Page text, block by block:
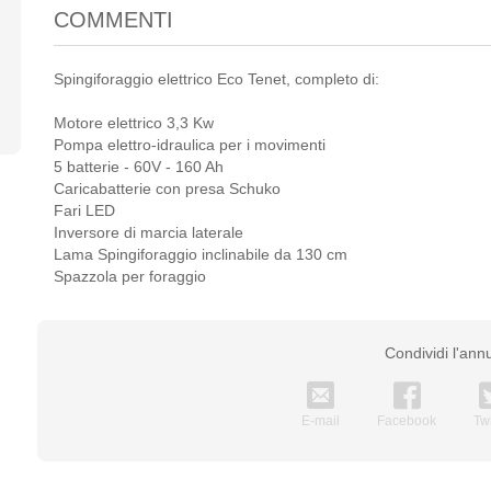
COMMENTI
Spingiforaggio elettrico Eco Tenet, completo di:
Motore elettrico 3,3 Kw
Pompa elettro-idraulica per i movimenti
5 batterie - 60V - 160 Ah
Caricabatterie con presa Schuko
Fari LED
Inversore di marcia laterale
Lama Spingiforaggio inclinabile da 130 cm
Spazzola per foraggio
Condividi
E-mail Facebook